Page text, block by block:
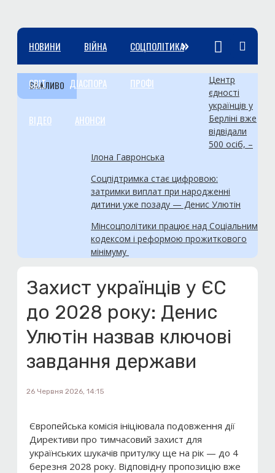
НОВИНИ ВІЙНА СОЦПОЛІТИКА
СВІТ ДІАСПОРА ПРОФІ
ВІДЕО АНОНСИ
»
ВАЖЛИВО
Центр
єдності
українців у
Берліні вже
відвідали
500 осіб, –
Ілона Гавронська
Соцпідтримка стає цифровою:
затримки виплат при народженні
дитини уже позаду — Денис Улютін
Мінсоцполітики працює над Соціальним
кодексом і реформою прожиткового
мінімуму
Захист українців у ЄС
до 2028 року: Денис
Улютін назвав ключові
завдання держави
26 Червня 2026, 14:15
Європейська комісія ініціювала подовження дії
Директиви про тимчасовий захист для
українських шукачів притулку ще на рік — до 4
березня 2028 року. Відповідну пропозицію вже